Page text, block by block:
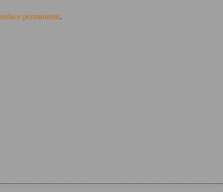
enlace permanente.